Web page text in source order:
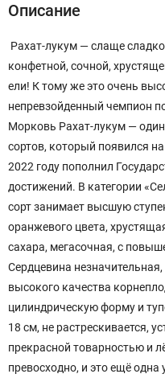
Описание
Рахат-лукум — слаще
конфетной, сочной,
ели! К тому же это очень
непревзойденный чемпион
Морковь Рахат-лукум —
сортов, который появился
2022 году пополнил
достижений. В категории
сорт занимает высшую
оранжевого цвета,
сахара, мегасочная, с
Сердцевина
высокого качества
цилиндрическую форму и
18 см, не растрескивается,
прекрасной товарностью и
превосходно, и это ещё одна